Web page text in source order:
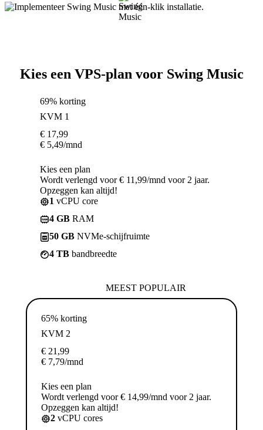
Kies een VPS-plan voor Swing Music
69% korting
KVM 1
€ 17,99
€ 5,49/mnd
Kies een plan
Wordt verlengd voor € 11,99/mnd voor 2 jaar.
Opzeggen kan altijd!
1 vCPU core
4 GB RAM
50 GB NVMe-schijfruimte
4 TB bandbreedte
MEEST POPULAIR
65% korting
KVM 2
€ 21,99
€ 7,79/mnd
Kies een plan
Wordt verlengd voor € 14,99/mnd voor 2 jaar.
Opzeggen kan altijd!
2 vCPU cores